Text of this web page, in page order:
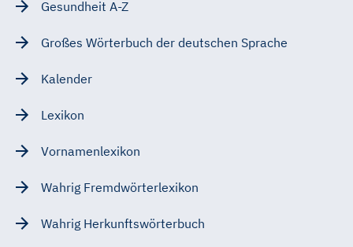
Gesundheit A-Z
Großes Wörterbuch der deutschen Sprache
Kalender
Lexikon
Vornamenlexikon
Wahrig Fremdwörterlexikon
Wahrig Herkunftswörterbuch